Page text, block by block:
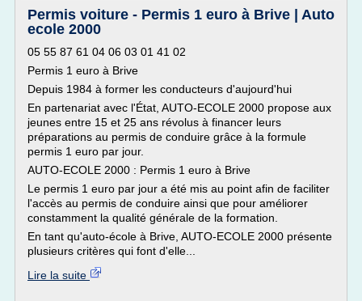
Permis voiture - Permis 1 euro à Brive | Auto
ecole 2000
05 55 87 61 04 06 03 01 41 02
Permis 1 euro à Brive
Depuis 1984 à former les conducteurs d'aujourd'hui
En partenariat avec l'État, AUTO-ECOLE 2000 propose aux
jeunes entre 15 et 25 ans révolus à financer leurs
préparations au permis de conduire grâce à la formule
permis 1 euro par jour.
AUTO-ECOLE 2000 : Permis 1 euro à Brive
Le permis 1 euro par jour a été mis au point afin de faciliter
l'accès au permis de conduire ainsi que pour améliorer
constamment la qualité générale de la formation.
En tant qu'auto-école à Brive, AUTO-ECOLE 2000 présente
plusieurs critères qui font d'elle...
Lire la suite